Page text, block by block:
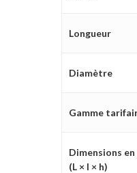
Longueur
Diamètre
Gamme
Dimensions en
(L × l × h)